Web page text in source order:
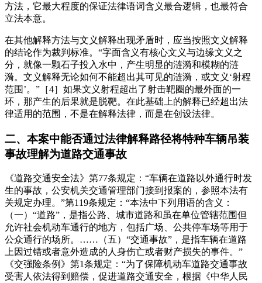
方法，它最大程度的保证法律语词含义最合逻辑，也最符合
立法本意。
在其他解释方法与文义解释出现矛盾时，应当按照文义解释
的结论作为裁判标准。“字面含义有核心文义与边缘文义之
分，就像一颗石子投入水中，产生明显的涟漪和模糊的涟
漪。文义解释无论如何不能超出其可见的涟漪，或文义‘射程
范围’。”［4］如果文义射程超出了射击靶圈的最外面的一
环，那产生的后果就是脱靶。在此基础上的解释已经超出法
律适用的范围，不是在解释法律，而是在创设法律。
二、本案中能否通过法律解释路径将特种车辆吊装
事故理解为道路交通事故
《道路交通安全法》第77条规定：“车辆在道路以外通行时发
生的事故，公安机关交通管理部门接到报案的，参照本法有
关规定办理。”第119条规定：“本法中下列用语的含义：
（一）“道路”，是指公路、城市道路和虽在单位管辖范围但
允许社会机动车通行的地方，包括广场、公共停车场等用于
公众通行的场所。……（五）“交通事故”，是指车辆在道路
上因过错或者意外造成的人身伤亡或者财产损失的事件。”
《交强险条例》第1条规定：“为了保障机动车道路交通事故
受害人依法得到赔偿，促进道路交通安全，根据《中华人民